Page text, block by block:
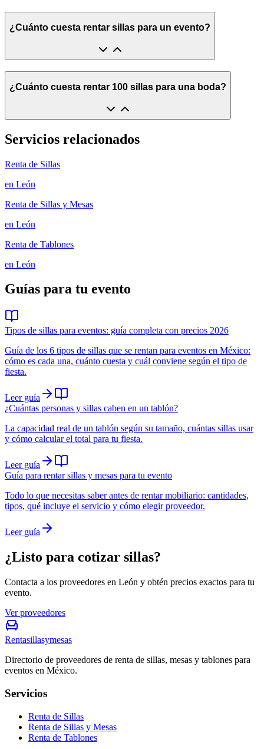
¿Cuánto cuesta rentar sillas para un evento?
¿Cuánto cuesta rentar 100 sillas para una boda?
Servicios relacionados
Renta de Sillas
en León
Renta de Sillas y Mesas
en León
Renta de Tablones
en León
Guías para tu evento
Tipos de sillas para eventos: guía completa con precios 2026
Guía de los 6 tipos de sillas que se rentan para eventos en México:
cómo es cada una, cuánto cuesta y cuál conviene según el tipo de
fiesta.
Leer guía
¿Cuántas personas y sillas caben en un tablón?
La capacidad real de un tablón según su tamaño, cuántas sillas usar
y cómo calcular el total para tu fiesta.
Leer guía
Guía para rentar sillas y mesas para tu evento
Todo lo que necesitas saber antes de rentar mobiliario: cantidades,
tipos, qué incluye el servicio y cómo elegir proveedor.
Leer guía
¿Listo para cotizar sillas?
Contacta a los proveedores en León y obtén precios exactos para tu
evento.
Ver proveedores
Rentasillasymesas
Directorio de proveedores de renta de sillas, mesas y tablones para
eventos en México.
Servicios
Renta de Sillas
Renta de Sillas y Mesas
Renta de Tablones